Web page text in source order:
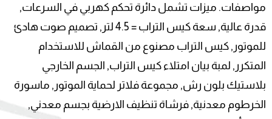
مواصفات. ميزات تشمل دائرة تحكم كهربي في السرعات,
قدرة عالية, سعة كيس التراب = 4.5 لتر, تصميم صوت هادئ
للموتور, كيس التراب مصنوع من القماش للاستخدام
المتكرر, لمبة بيان امتلاء كيس التراب, الجسم الخارجي
بلاستيك بلون رش, مجموعة فلاتر لحماية الموتور, ماسورة
الخرطوم معدنية, فرشاة تنظيف الارضية بجسم معدني,